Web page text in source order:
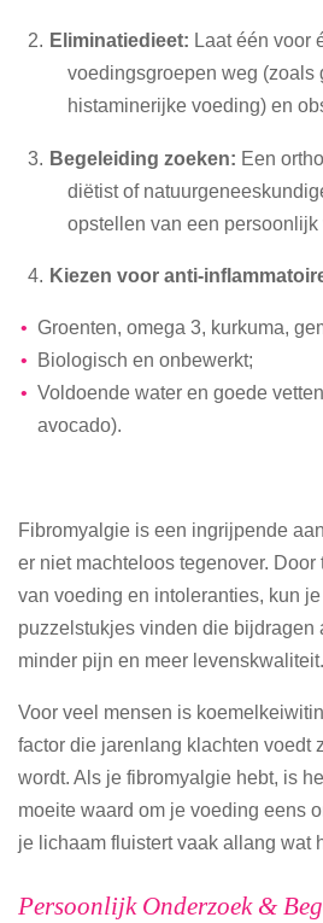
Eliminatiedieet: Laat één voor
voedingsgroepen weg (zoals
histaminerijke voeding) en
Begeleiding zoeken: Een
diëtist of
opstellen van een
Kiezen voor anti-
Groenten, omega 3, kurkuma,
Biologisch en onbewerkt;
Voldoende water en goede
avocado).
Fibromyalgie is een ingrijpende
er niet machteloos tegenover. Door
van voeding en intoleranties, kun
puzzelstukjes vinden die bijdragen
minder pijn en meer levenskwaliteit.
Voor veel mensen is
factor die jarenlang klachten voedt
wordt. Als je fibromyalgie hebt, is
moeite waard om je voeding eens
je lichaam fluistert vaak allang wat
Persoonlijk Onderzoek &